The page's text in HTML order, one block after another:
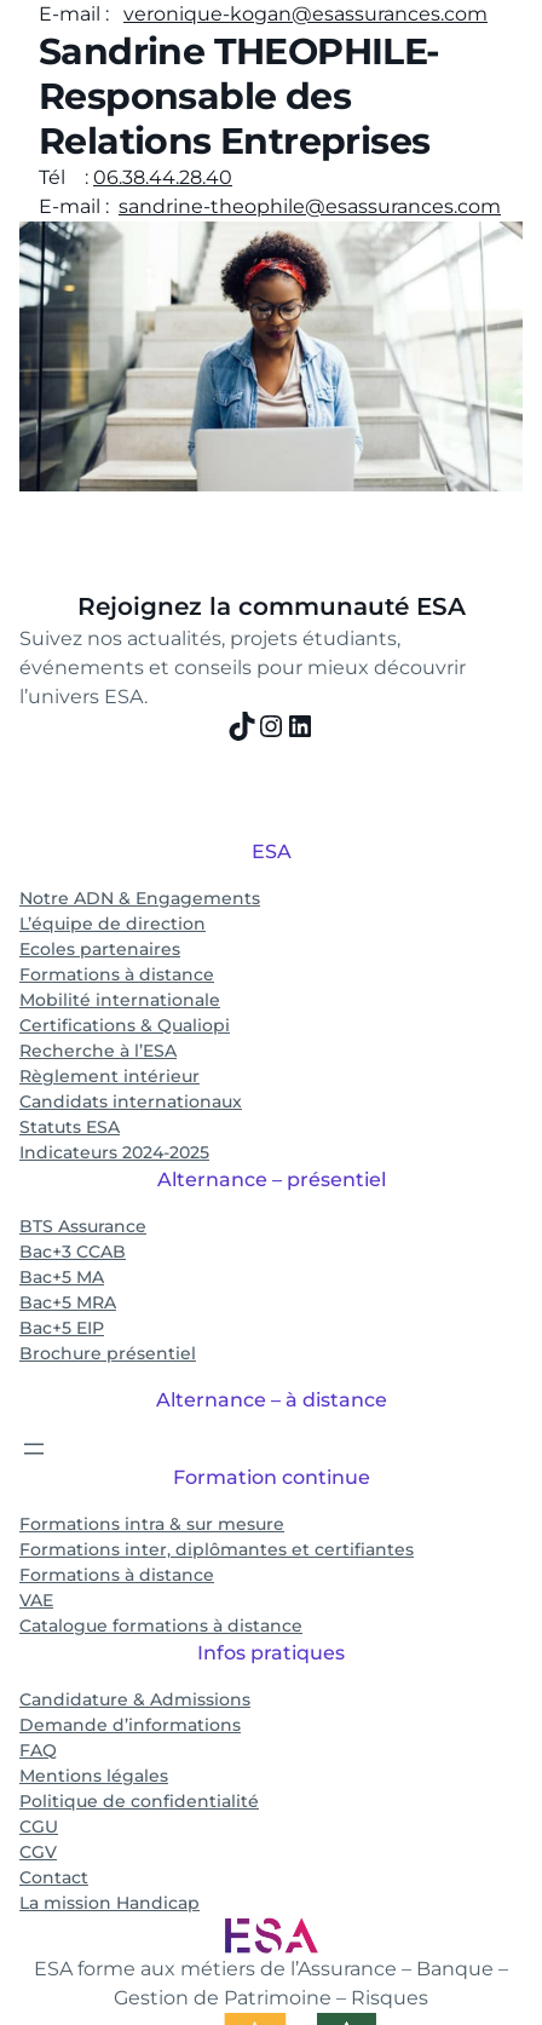
E-mail : veronique-kogan@esassurances.com
Sandrine THEOPHILE-
Responsable des
Relations Entreprises
Tél : 06.38.44.28.40
E-mail : sandrine-theophile@esassurances.com
Rejoignez la communauté ESA
Suivez nos actualités, projets étudiants,
événements et conseils pour mieux découvrir
l’univers ESA.
TikTok
Instagram
LinkedIn
ESA forme aux métiers de l’Assurance – Banque –
Gestion de Patrimoine – Risques
ESA
Notre ADN & Engagements
L’équipe de direction
Ecoles partenaires
Formations à distance
Mobilité internationale
Certifications & Qualiopi
Recherche à l’ESA
Règlement intérieur
Candidats internationaux
Statuts ESA
Indicateurs 2024-2025
Alternance – présentiel
BTS Assurance
Bac+3 CCAB
Bac+5 MA
Bac+5 MRA
Bac+5 EIP
Brochure présentiel
Alternance – à distance
Formation continue
Formations intra & sur mesure
Formations inter, diplômantes et certifiantes
Formations à distance
VAE
Catalogue formations à distance
Infos pratiques
Candidature & Admissions
Demande d’informations
FAQ
Mentions légales
Politique de confidentialité
CGU
CGV
Contact
La mission Handicap